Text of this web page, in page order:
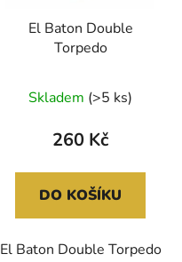
El Baton Double
Torpedo
Skladem (>5 ks)
260 Kč
DO KOŠÍKU
El Baton Double Torpedo